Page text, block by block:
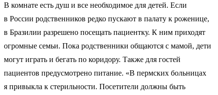
В комнате есть душ и все необходимое для детей. Если
в России родственников редко пускают в палату к роженице,
в Бразилии разрешено посещать пациентку. К ним приходят
огромные семьи. Пока родственники общаются с мамой, дети
могут играть и бегать по коридору. Также для гостей
пациентов предусмотрено питание. «В пермских больницах
я привыкла к стерильности. Посетители должны быть